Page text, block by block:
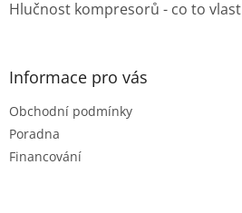
Hlučnost kompresorů - co to
Informace pro vás
Obchodní podmínky
Poradna
Financování